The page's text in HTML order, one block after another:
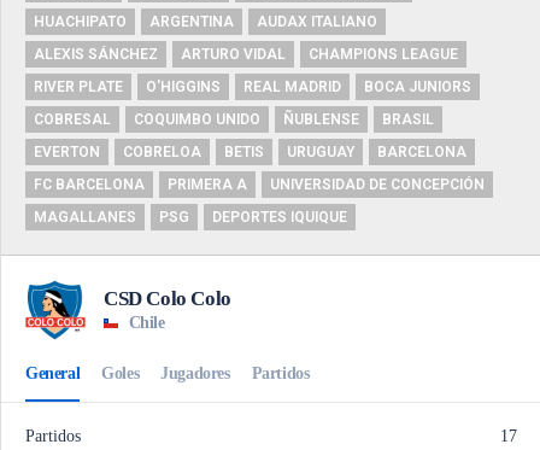
HUACHIPATO
ARGENTINA
AUDAX ITALIANO
ALEXIS SÁNCHEZ
ARTURO VIDAL
CHAMPIONS LEAGUE
RIVER PLATE
O'HIGGINS REAL MADRID
BOCA JUNIORS
COBRESAL
COQUIMBO UNIDO ÑUBLENSE
BRASIL
EVERTON
COBRELOA BETIS URUGUAY
BARCELONA
FC BARCELONA
PRIMERA A
UNIVERSIDAD DE CONCEPCIÓN
MAGALLANES
PSG DEPORTES IQUIQUE